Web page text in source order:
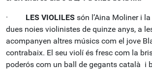
· LES VIOLILES són l’Aina Moliner i
dues noies violinistes de quinze anys, a
acompanyen altres músics com el jove
contrabaix. El seu violí­ és fresc com la
poderós com un ball de gegants català i